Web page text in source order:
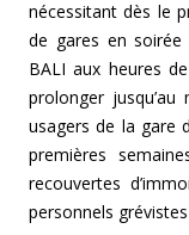
nécessitant dès le
de gares en
BALI aux heures
prolonger
usagers de la gare
premières
recouvertes
personnels